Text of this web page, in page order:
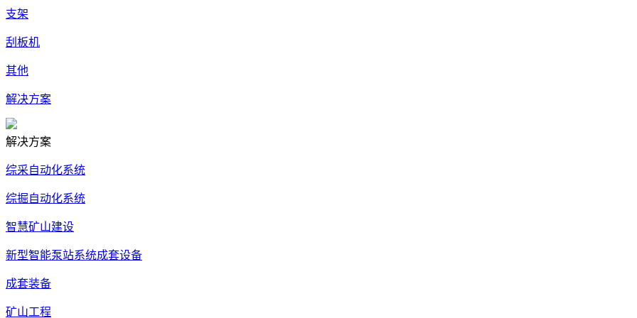
支架
刮板机
其他
解决方案
解决方案
综采自动化系统
综掘自动化系统
智慧矿山建设
新型智能泵站系统成套设备
成套装备
矿山工程